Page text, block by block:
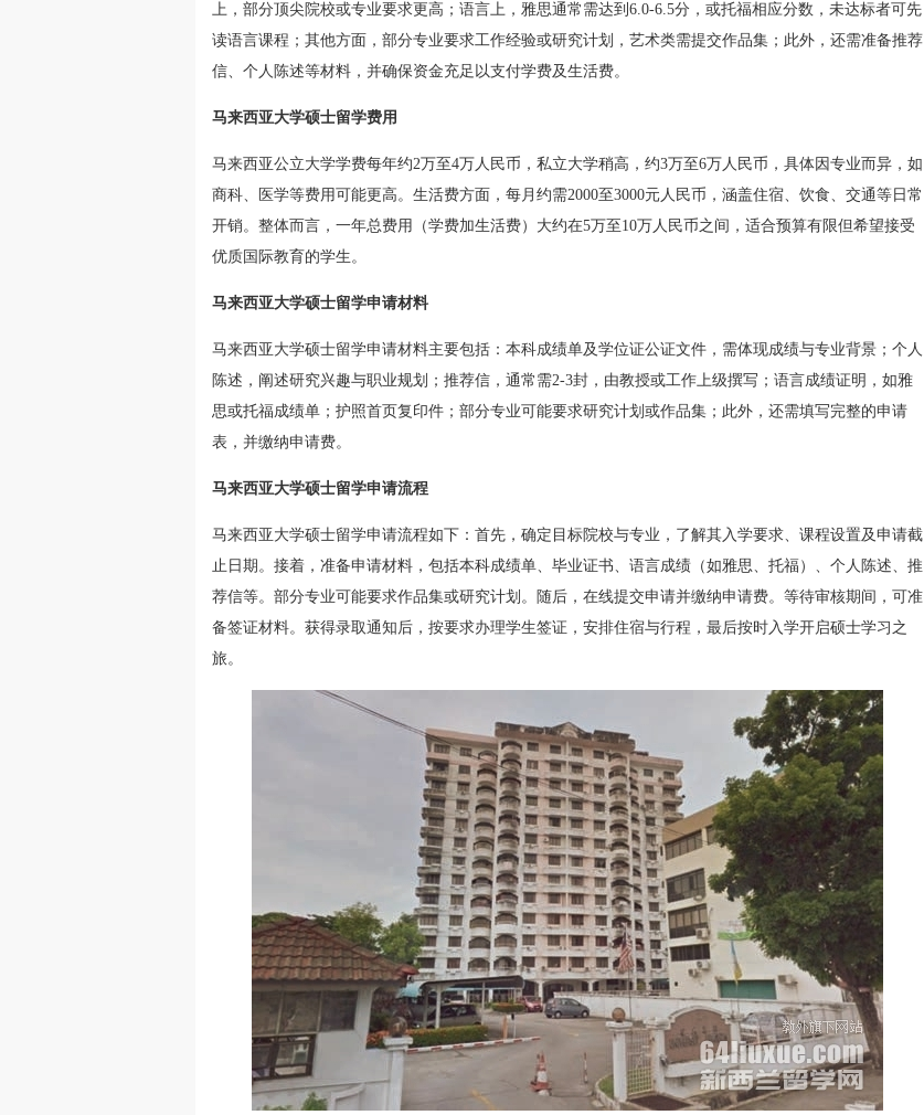
上，部分顶尖院校或专业要求更高；语言上，雅思通常需达到6.0-6.5分，或托福相应分数，未达标者可先
读语言课程；其他方面，部分专业要求工作经验或研究计划，艺术类需提交作品集；此外，还需准备推荐
信、个人陈述等材料，并确保资金充足以支付学费及生活费。
马来西亚大学硕士留学费用
马来西亚公立大学学费每年约2万至4万人民币，私立大学稍高，约3万至6万人民币，具体因专业而异，如
商科、医学等费用可能更高。生活费方面，每月约需2000至3000元人民币，涵盖住宿、饮食、交通等日常
开销。整体而言，一年总费用（学费加生活费）大约在5万至10万人民币之间，适合预算有限但希望接受
优质国际教育的学生。
马来西亚大学硕士留学申请材料
马来西亚大学硕士留学申请材料主要包括：本科成绩单及学位证公证文件，需体现成绩与专业背景；个人
陈述，阐述研究兴趣与职业规划；推荐信，通常需2-3封，由教授或工作上级撰写；语言成绩证明，如雅
思或托福成绩单；护照首页复印件；部分专业可能要求研究计划或作品集；此外，还需填写完整的申请
表，并缴纳申请费。
马来西亚大学硕士留学申请流程
马来西亚大学硕士留学申请流程如下：首先，确定目标院校与专业，了解其入学要求、课程设置及申请截
止日期。接着，准备申请材料，包括本科成绩单、毕业证书、语言成绩（如雅思、托福）、个人陈述、推
荐信等。部分专业可能要求作品集或研究计划。随后，在线提交申请并缴纳申请费。等待审核期间，可准
备签证材料。获得录取通知后，按要求办理学生签证，安排住宿与行程，最后按时入学开启硕士学习之
旅。